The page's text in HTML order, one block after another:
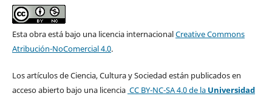
Esta obra está bajo una licencia internacionalCreative Commons
Atribución-NoComercial 4.0.
Los artículos de Ciencia, Cultura y Sociedad están publicados en
acceso abierto bajo una licencia CC BY-NC-SA 4.0de la Universidad